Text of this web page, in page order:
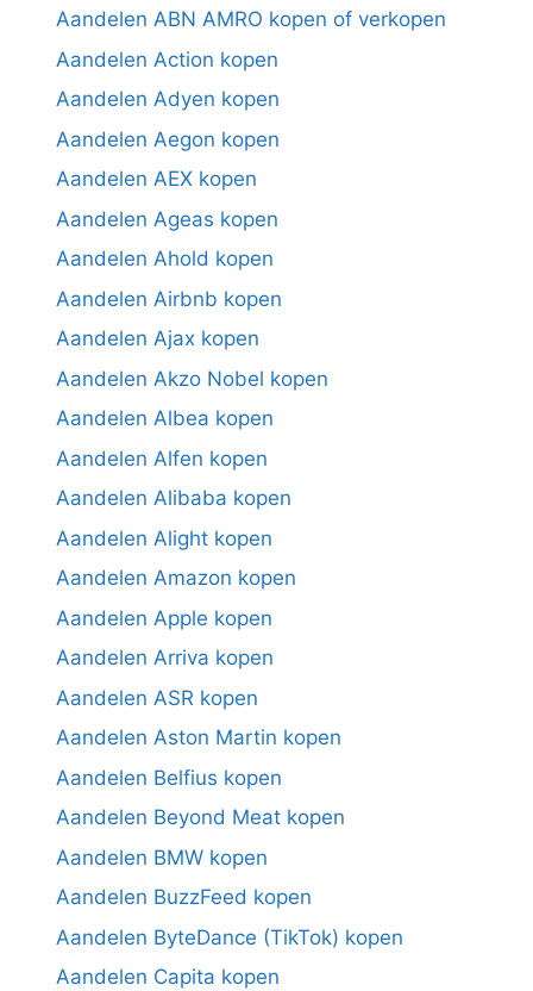
Aandelen ABN AMRO kopen of verkopen
Aandelen Action kopen
Aandelen Adyen kopen
Aandelen Aegon kopen
Aandelen AEX kopen
Aandelen Ageas kopen
Aandelen Ahold kopen
Aandelen Airbnb kopen
Aandelen Ajax kopen
Aandelen Akzo Nobel kopen
Aandelen Albea kopen
Aandelen Alfen kopen
Aandelen Alibaba kopen
Aandelen Alight kopen
Aandelen Amazon kopen
Aandelen Apple kopen
Aandelen Arriva kopen
Aandelen ASR kopen
Aandelen Aston Martin kopen
Aandelen Belfius kopen
Aandelen Beyond Meat kopen
Aandelen BMW kopen
Aandelen BuzzFeed kopen
Aandelen ByteDance (TikTok) kopen
Aandelen Capita kopen